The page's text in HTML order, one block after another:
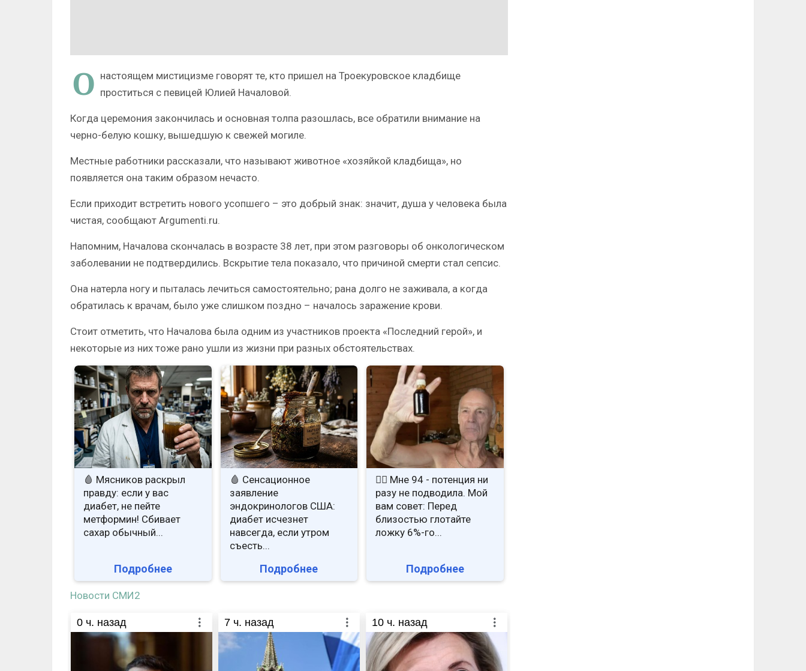
О настоящем мистицизме говорят те, кто пришел на Троекуровское кладбище
проститься с певицей Юлией Началовой.
Когда церемония закончилась и основная толпа разошлась, все обратили внимание на
черно-белую кошку, вышедшую к свежей могиле.
Местные работники рассказали, что называют животное «хозяйкой кладбища», но
появляется она таким образом нечасто.
Если приходит встретить нового усопшего – это добрый знак: значит, душа у человека была
чистая, сообщают Argumenti.ru.
Напомним, Началова скончалась в возрасте 38 лет, при этом разговоры об онкологическом
заболевании не подтвердились. Вскрытие тела показало, что причиной смерти стал сепсис.
Она натерла ногу и пыталась лечиться самостоятельно; рана долго не заживала, а когда
обратилась к врачам, было уже слишком поздно – началось заражение крови.
Стоит отметить, что Началова была одним из участников проекта «Последний герой», и
некоторые из них тоже рано ушли из жизни при разных обстоятельствах.
🩸 Мясников раскрыл
правду: если у вас
диабет, не пейте
метформин! Сбивает
сахар обычный...
Подробнее
🩸 Сенсационное
заявление
эндокринологов США:
диабет исчезнет
навсегда, если утром
съесть...
Подробнее
❤️‍🔥 Мне 94 - потенция ни
разу не подводила. Мой
вам совет: Перед
близостью глотайте
ложку 6%-го...
Подробнее
Новости СМИ2
0 ч. назад 7 ч. назад 10 ч. назад